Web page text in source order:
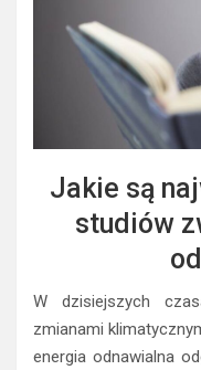
Jakie są
studiów
W dzisiejszych
zmianami
energia odnawialna